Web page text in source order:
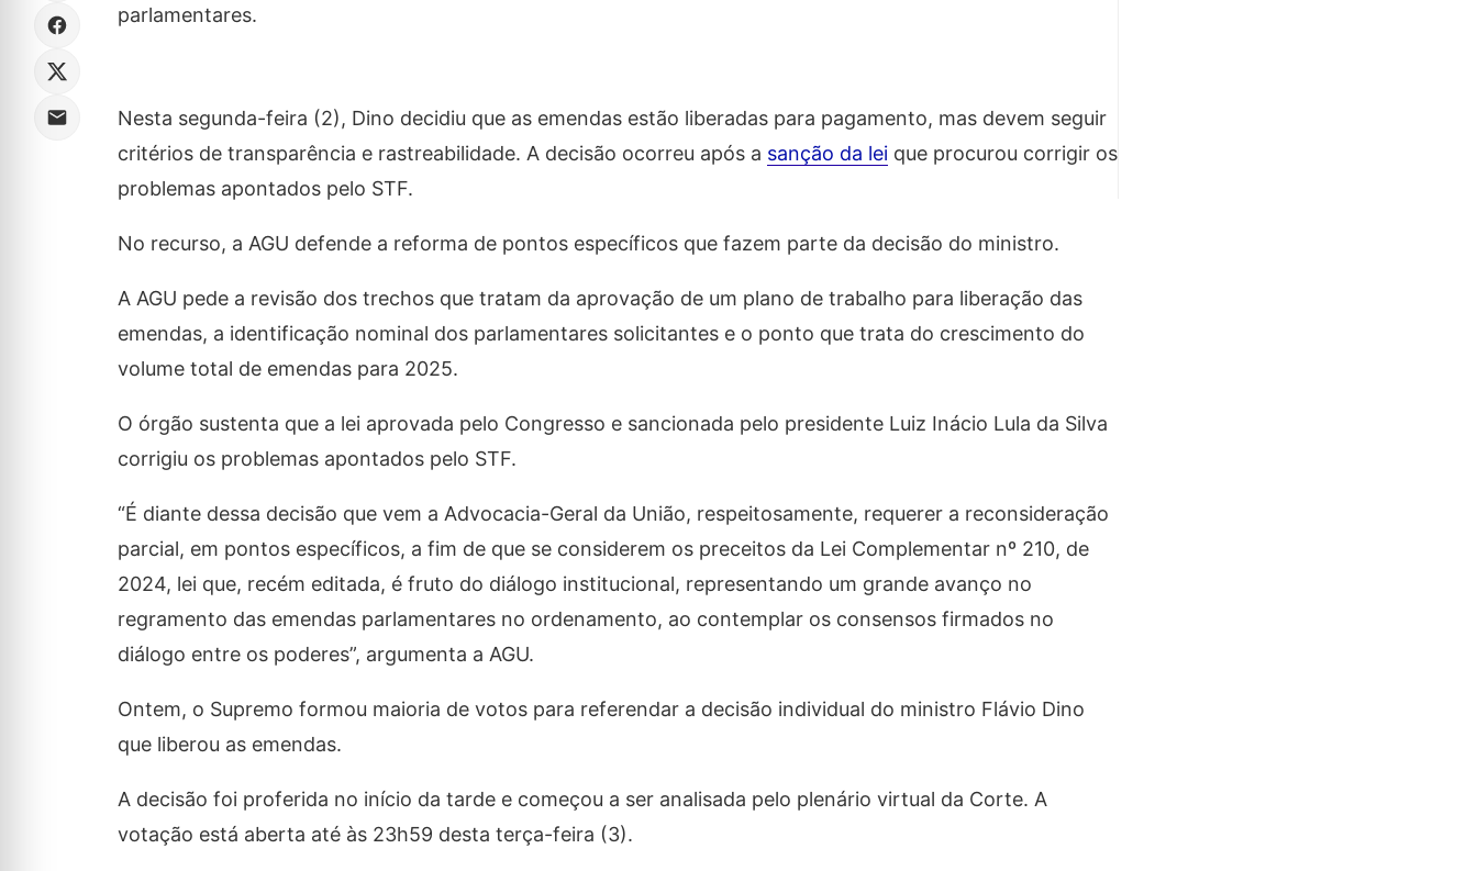
parlamentares.
Nesta segunda-feira (2), Dino decidiu que as emendas estão liberadas para pagamento, mas devem seguir
critérios de transparência e rastreabilidade. A decisão ocorreu após a sanção da leique procurou corrigir os
problemas apontados pelo STF.
No recurso, a AGU defende a reforma de pontos específicos que fazem parte da decisão do ministro.
A AGU pede a revisão dos trechos que tratam da aprovação de um plano de trabalho para liberação das
emendas, a identificação nominal dos parlamentares solicitantes e o ponto que trata do crescimento do
volume total de emendas para 2025.
O órgão sustenta que a lei aprovada pelo Congresso e sancionada pelo presidente Luiz Inácio Lula da Silva
corrigiu os problemas apontados pelo STF.
“É diante dessa decisão que vem a Advocacia-Geral da União, respeitosamente, requerer a reconsideração
parcial, em pontos específicos, a fim de que se considerem os preceitos da Lei Complementar nº 210, de
2024, lei que, recém editada, é fruto do diálogo institucional, representando um grande avanço no
regramento das emendas parlamentares no ordenamento, ao contemplar os consensos firmados no
diálogo entre os poderes”, argumenta a AGU.
Ontem, o Supremo formou maioria de votos para referendar a decisão individual do ministro Flávio Dino
que liberou as emendas.
A decisão foi proferida no início da tarde e começou a ser analisada pelo plenário virtual da Corte. A
votação está aberta até às 23h59 desta terça-feira (3).